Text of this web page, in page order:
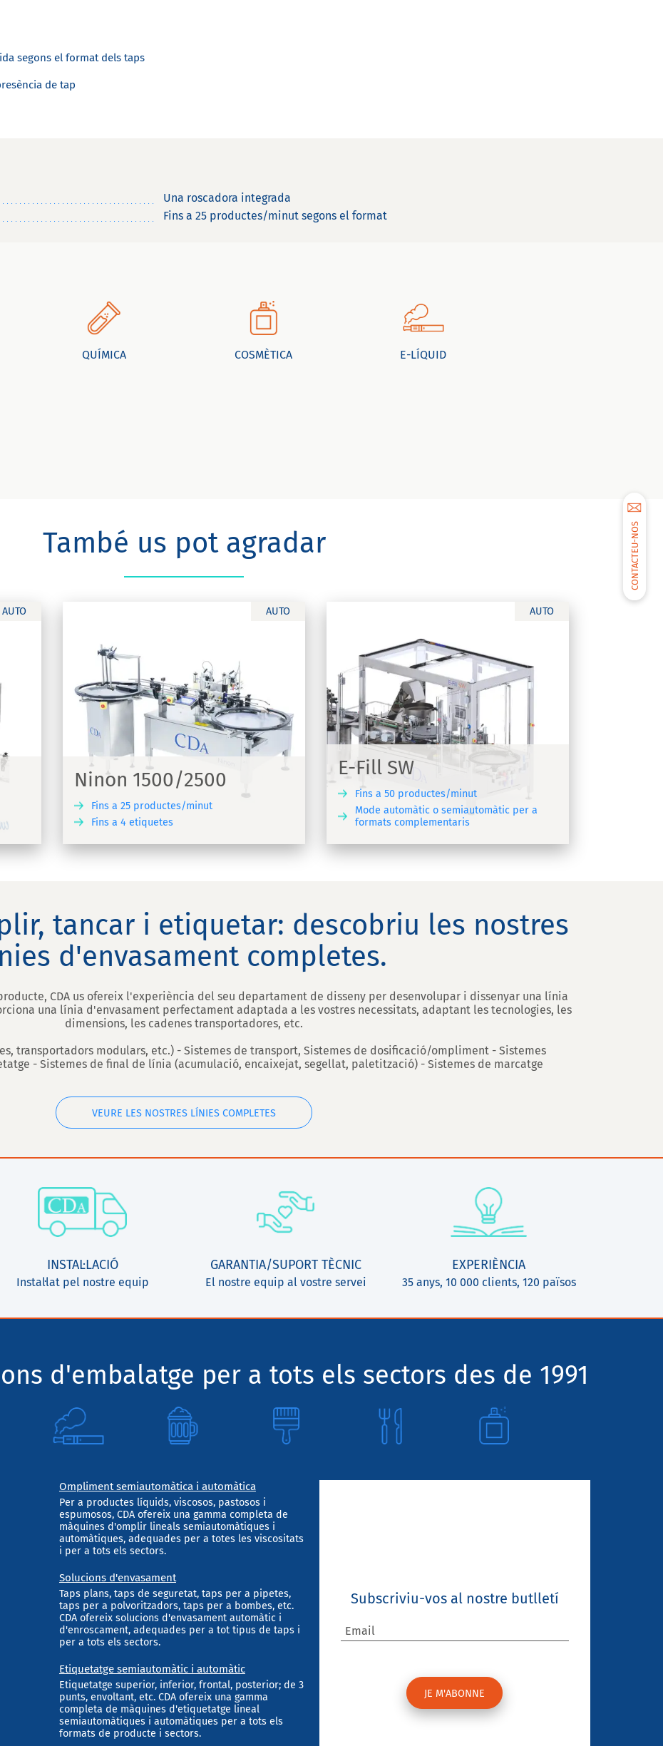
CONTACTEU-NOS
segons el format dels taps
de tap
Una roscadora integrada
Fins a 25 productes/minut segons el format
QUÍMICA COSMÈTICA E-LÍQUID
També us pot agradar
AUTO AUTO
Ninon 1500/2500
Fins a 25 productes/minut
Fins a 4 etiquetes
AUTO
E-Fill SW
Fins a 50 productes/minut
Mode automàtic o semiautomàtic per a
formats complementaris
E-Fill SW
Omplidora, distribuïdora de taps,
roscadora i etiquetadora automàtica per
a productes de diversos formats | E-Fill
tancar i etiquetar: descobriu les nostres
d'envasament completes.
CDA us ofereix l'experiència del seu departament de disseny per desenvolupar i dissenyar una línia
una línia d'envasament perfectament adaptada a les vostres necessitats, adaptant les tecnologies, les
dimensions, les cadenes transportadores, etc.
transportadors modulars, etc.) - Sistemes de transport, Sistemes de dosificació/ompliment - Sistemes
- Sistemes de final de línia (acumulació, encaixejat, segellat, paletització) - Sistemes de marcatge
VEURE LES NOSTRES LÍNIES COMPLETES
INSTAL·LACIÓ
Instal·lat pel nostre equip
GARANTIA/SUPORT TÈCNIC
El nostre equip al vostre servei
EXPERIÈNCIA
35 anys, 10 000 clients, 120 països
d'embalatge per a tots els sectors des de 1991
Ompliment semiautomàtica i automàtica
Per a productes líquids, viscosos, pastosos i
espumosos, CDA ofereix una gamma completa de
màquines d'omplir lineals semiautomàtiques i
automàtiques, adequades per a totes les viscositats
i per a tots els sectors.
Solucions d'envasament
Taps plans, taps de seguretat, taps per a pipetes,
taps per a polvoritzadors, taps per a bombes, etc.
CDA ofereix solucions d'envasament automàtic i
d'enroscament, adequades per a tot tipus de taps i
per a tots els sectors.
Etiquetatge semiautomàtic i automàtic
Etiquetatge superior, inferior, frontal, posterior; de 3
punts, envoltant, etc. CDA ofereix una gamma
completa de màquines d'etiquetatge lineal
semiautomàtiques i automàtiques per a tots els
formats de producte i sectors.
Subscriviu-vos al nostre butlletí
Email